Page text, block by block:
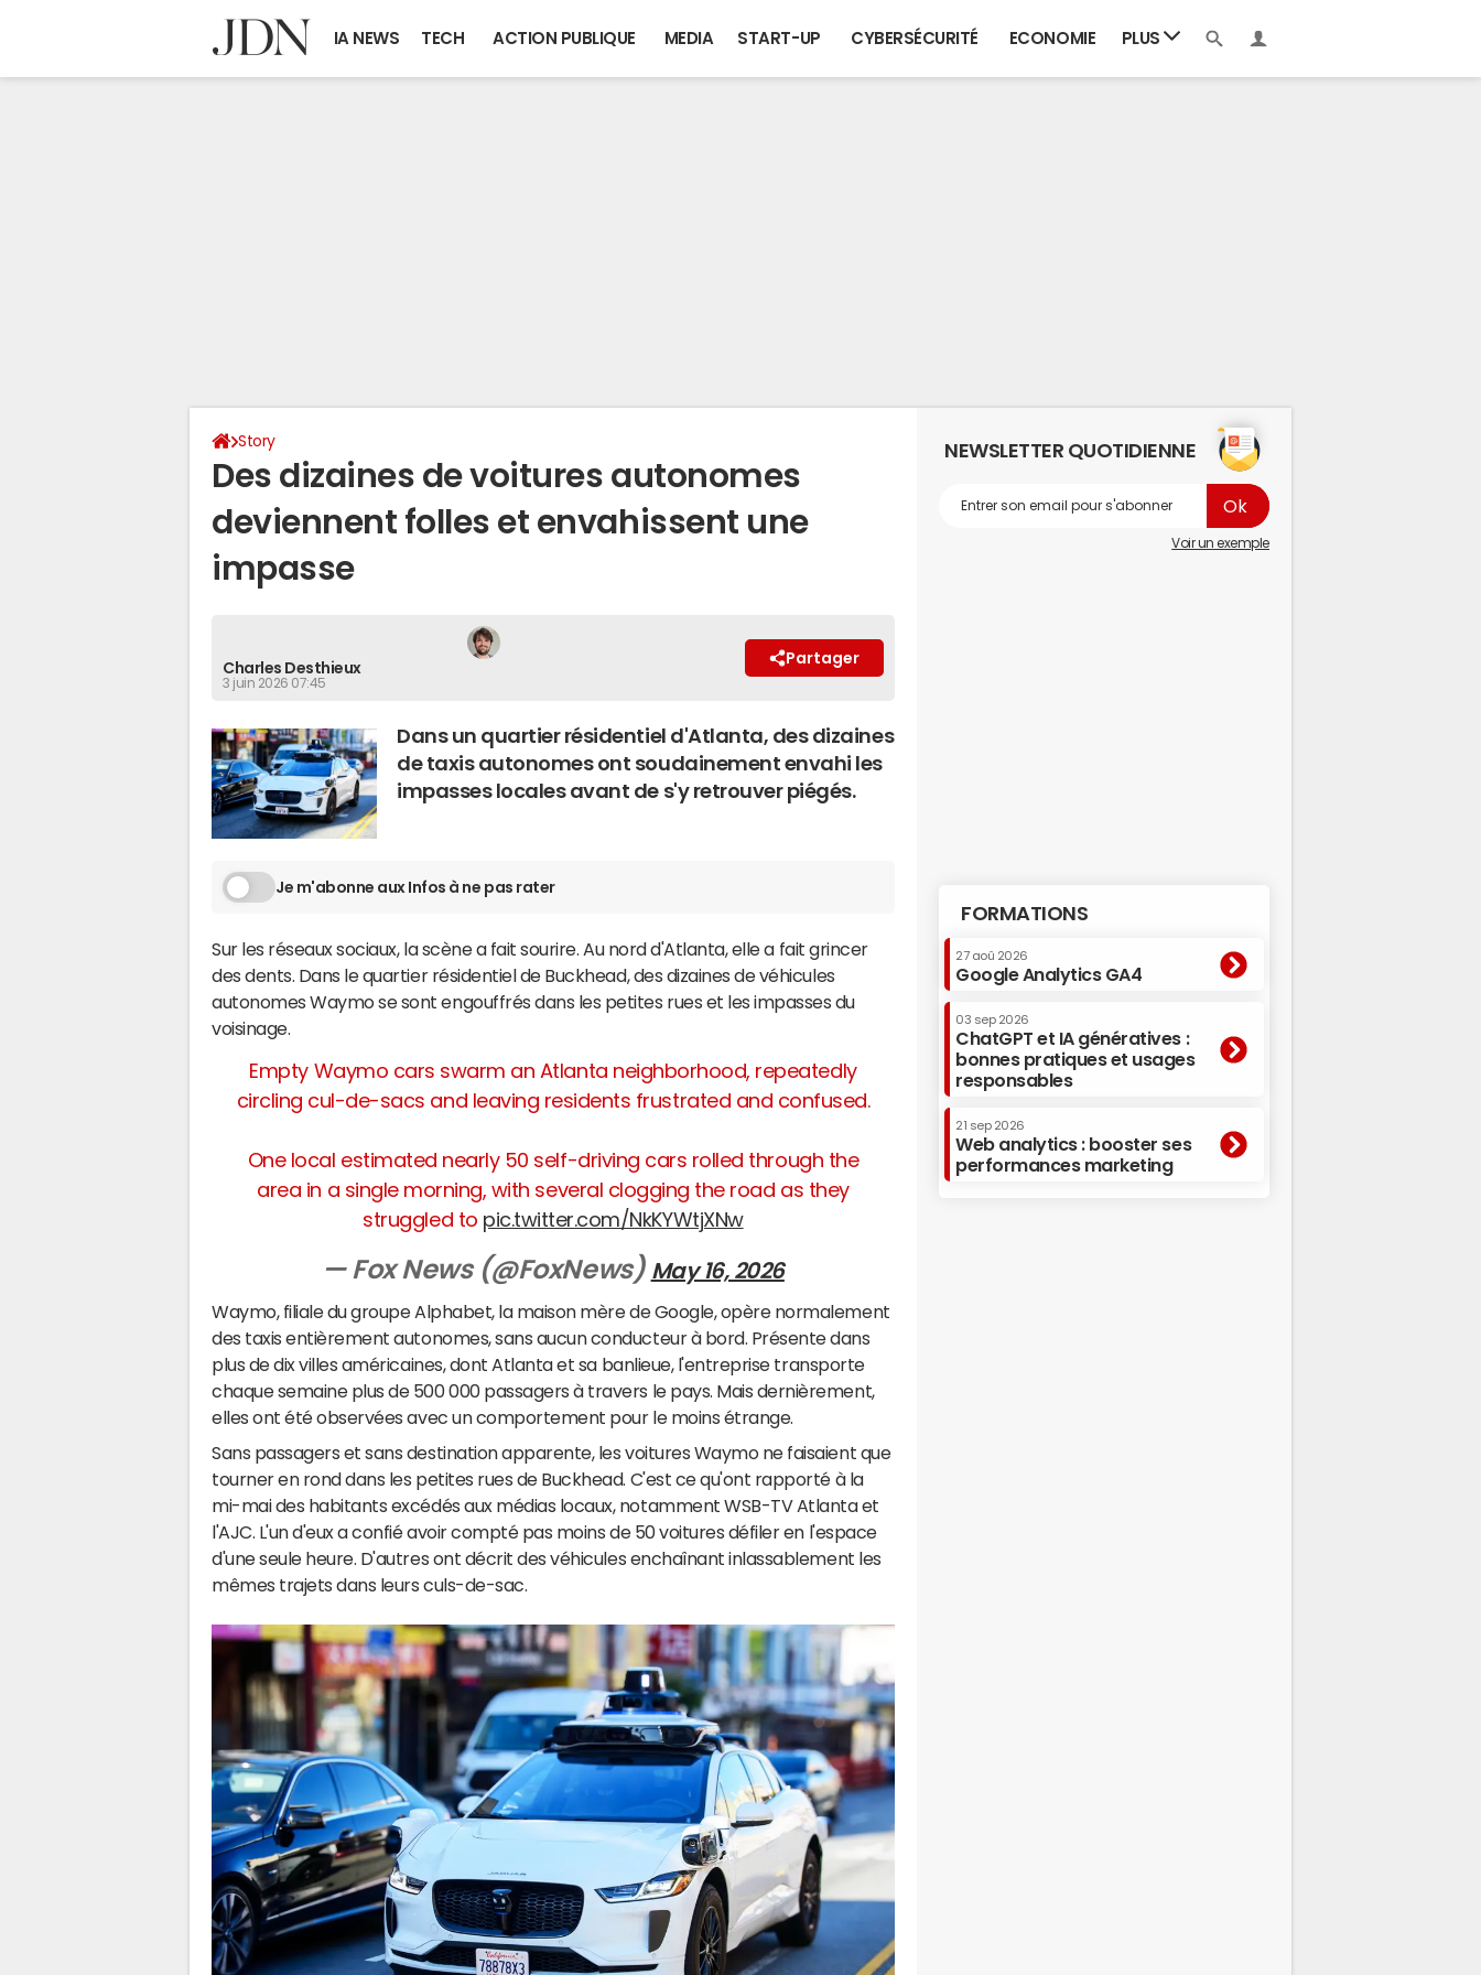
IA NEWS TECH ACTION PUBLIQUE MEDIA START-UP CYBERSÉCURITÉ ECONOMIE PLUS
Story
Des dizaines de voitures autonomes
deviennent folles et envahissent une
impasse
Charles Desthieux
3 juin 2026 07:45
Partager
Dans un quartier résidentiel d'Atlanta, des dizaines
de taxis autonomes ont soudainement envahi les
impasses locales avant de s'y retrouver piégés.
Je m'abonne aux Infos à ne pas rater
Sur les réseaux sociaux, la scène a fait sourire. Au nord d'Atlanta, elle a fait grincer
des dents. Dans le quartier résidentiel de Buckhead, des dizaines de véhicules
autonomes Waymo se sont engouffrés dans les petites rues et les impasses du
voisinage.
Empty Waymo cars swarm an Atlanta neighborhood, repeatedly
circling cul-de-sacs and leaving residents frustrated and confused.
One local estimated nearly 50 self-driving cars rolled through the
area in a single morning, with several clogging the road as they
struggled to pic.twitter.com/NkKYWtjXNw
— Fox News (@FoxNews) May 16, 2026
Waymo, filiale du groupe Alphabet, la maison mère de Google, opère normalement
des taxis entièrement autonomes, sans aucun conducteur à bord. Présente dans
plus de dix villes américaines, dont Atlanta et sa banlieue, l'entreprise transporte
chaque semaine plus de 500 000 passagers à travers le pays. Mais dernièrement,
elles ont été observées avec un comportement pour le moins étrange.
Sans passagers et sans destination apparente, les voitures Waymo ne faisaient que
tourner en rond dans les petites rues de Buckhead. C'est ce qu'ont rapporté à la
mi-mai des habitants excédés aux médias locaux, notamment WSB-TV Atlanta et
l'AJC. L'un d'eux a confié avoir compté pas moins de 50 voitures défiler en l'espace
d'une seule heure. D'autres ont décrit des véhicules enchaînant inlassablement les
mêmes trajets dans leurs culs-de-sac.
NEWSLETTER QUOTIDIENNE
Voir un exemple
FORMATIONS
27 aoû 2026
Google Analytics GA4
03 sep 2026
ChatGPT et IA génératives :
bonnes pratiques et usages
responsables
21 sep 2026
Web analytics : booster ses
performances marketing